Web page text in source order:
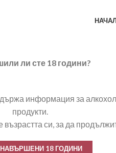
ли сте 18 години?
информация за
продукти.
възрастта си, за да
18 ГОДИНИ